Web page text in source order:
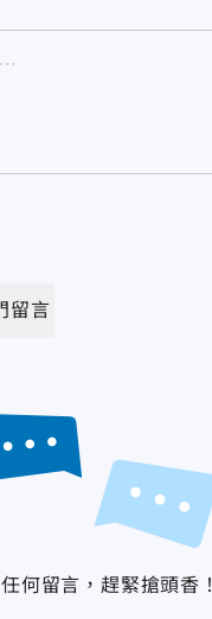
留言
何留言，趕緊搶頭香！